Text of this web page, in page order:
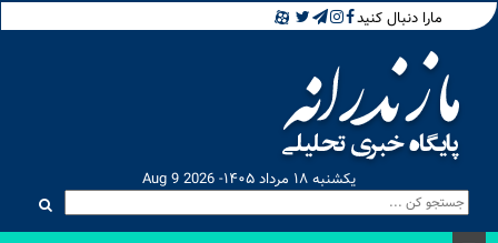
مارا دنبال کنید
یکشنبه ۱۸ مرداد ۱۴۰۵- Aug 9 2026